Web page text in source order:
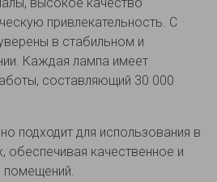
привлекательность. С
в стабильном и
Каждая лампа имеет
составляющий 30 000
подходит для использования в
обеспечивая качественное и